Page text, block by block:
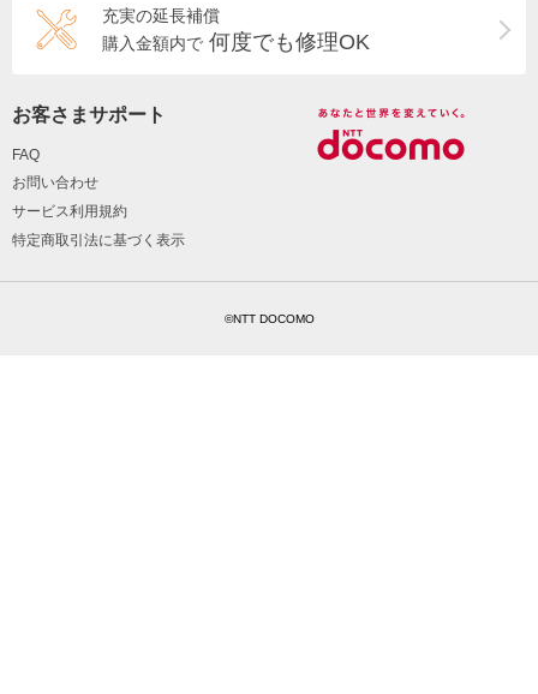
充実の延長補償
購入金額内で 何度でも修理OK
お客さまサポート
FAQ
お問い合わせ
サービス利用規約
特定商取引法に基づく表示
©NTT DOCOMO